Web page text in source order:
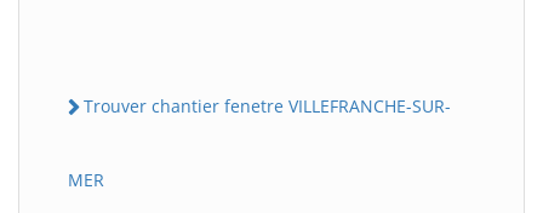
Trouver chantier fenetre VILLEFRANCHE-SUR-
MER